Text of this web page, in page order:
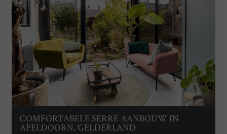
COMFORTABELE SERRE AANBOUW IN
APELDOORN, GELDERLAND